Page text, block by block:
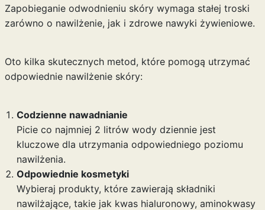
Zapobieganie odwodnieniu skóry wymaga stałej troski
zarówno o nawilżenie, jak i zdrowe nawyki żywieniowe.
Oto kilka skutecznych metod, które pomogą utrzymać
odpowiednie nawilżenie skóry:
Codzienne nawadnianie
Picie co najmniej 2 litrów wody dziennie jest
kluczowe dla utrzymania odpowiedniego poziomu
nawilżenia.
Odpowiednie kosmetyki
Wybieraj produkty, które zawierają składniki
nawilżające, takie jak kwas hialuronowy, aminokwasy